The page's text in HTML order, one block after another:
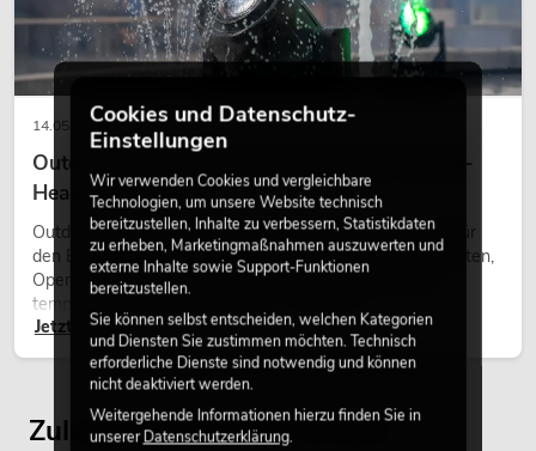
14.05.2026
Outdoor Moving-Heads: Wetterfeste Moving-
Heads bei Events
Outdoor Moving-Heads sind bewegliche Scheinwerfer für
den Einsatz im Freien. Sie werden bei Festivals, Stadtfesten,
Open-Air-Konzerten, Architekturinszenierungen und
temporären Außeninstallationen eingesetzt.
Jetzt lesen
Zuletzt angesehene Artikel
Cookies und Datenschutz-
Einstellungen
Wir verwenden Cookies und vergleichbare
Technologien, um unsere Website technisch
bereitzustellen, Inhalte zu verbessern, Statistikdaten
zu erheben, Marketingmaßnahmen auszuwerten und
externe Inhalte sowie Support-Funktionen
bereitzustellen.
Sie können selbst entscheiden, welchen Kategorien
und Diensten Sie zustimmen möchten. Technisch
erforderliche Dienste sind notwendig und können
nicht deaktiviert werden.
Weitergehende Informationen hierzu finden Sie in
unsererDatenschutzerklärung.